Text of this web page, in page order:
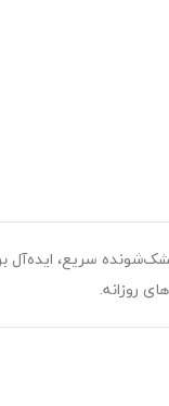
سریع، ایده‌آل
روزانه.